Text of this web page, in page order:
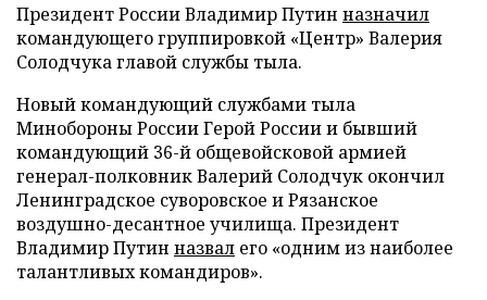
Президент России Владимир Путин назначил
командующего группировкой «Центр» Валерия
Солодчука главой службы тыла.
Новый командующий службами тыла
Минобороны России Герой России и бывший
командующий 36-й общевойсковой армией
генерал-полковник Валерий Солодчук окончил
Ленинградское суворовское и Рязанское
воздушно-десантное училища. Президент
Владимир Путин назвал его «одним из наиболее
талантливых командиров».